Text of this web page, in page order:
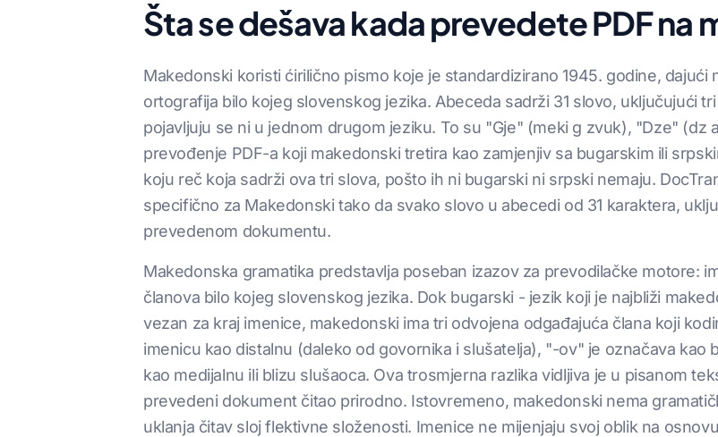
Šta se dešava kada prevedete PDF na
Makedonski koristi ćirilično pismo koje je standardizirano 1945. godine,
ortografija bilo kojeg slovenskog jezika. Abeceda sadrži 31 slovo, uključujući
pojavljuju se ni u jednom drugom jeziku. To su "Gje" (meki g zvuk), "Dze" (dz
prevođenje PDF-a koji makedonski tretira kao zamjenjiv sa bugarskim ili
koju reč koja sadrži ova tri slova, pošto ih ni bugarski ni srpski nemaju.
specifično za Makedonski tako da svako slovo u abecedi od 31 karaktera,
prevedenom dokumentu.
Makedonska gramatika predstavlja poseban izazov za prevodilačke motore:
članova bilo kojeg slovenskog jezika. Dok bugarski - jezik koji je najbliži
vezan za kraj imenice, makedonski ima tri odvojena odgađajuća člana koji
imenicu kao distalnu (daleko od govornika i slušatelja), "-ov" je označava
kao medijalnu ili blizu slušaoca. Ova trosmjerna razlika vidljiva je u pisanom
prevedeni dokument čitao prirodno. Istovremeno, makedonski nema
uklanja čitav sloj flektivne složenosti. Imenice ne mijenjaju svoj oblik na